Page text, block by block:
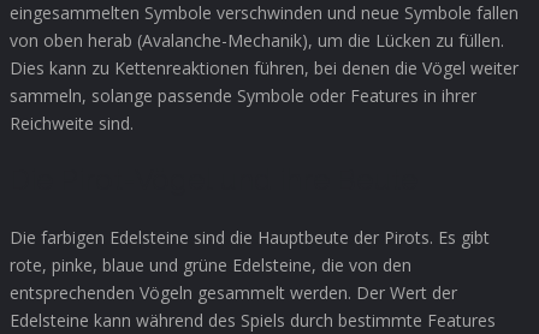
eingesammelten Symbole verschwinden und neue Symbole fallen
von oben herab (Avalanche-Mechanik), um die Lücken zu füllen.
Dies kann zu Kettenreaktionen führen, bei denen die Vögel weiter
sammeln, solange passende Symbole oder Features in ihrer
Reichweite sind.
Die farbigen Edelsteine sind die Hauptbeute der Pirots. Es gibt
rote, pinke, blaue und grüne Edelsteine, die von den
entsprechenden Vögeln gesammelt werden. Der Wert der
Edelsteine kann während des Spiels durch bestimmte Features